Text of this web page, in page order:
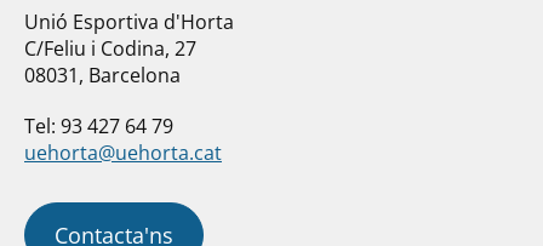
Unió Esportiva d'Horta
C/Feliu i Codina, 27
08031, Barcelona
Tel: 93 427 64 79
uehorta@uehorta.cat
Contacta'ns